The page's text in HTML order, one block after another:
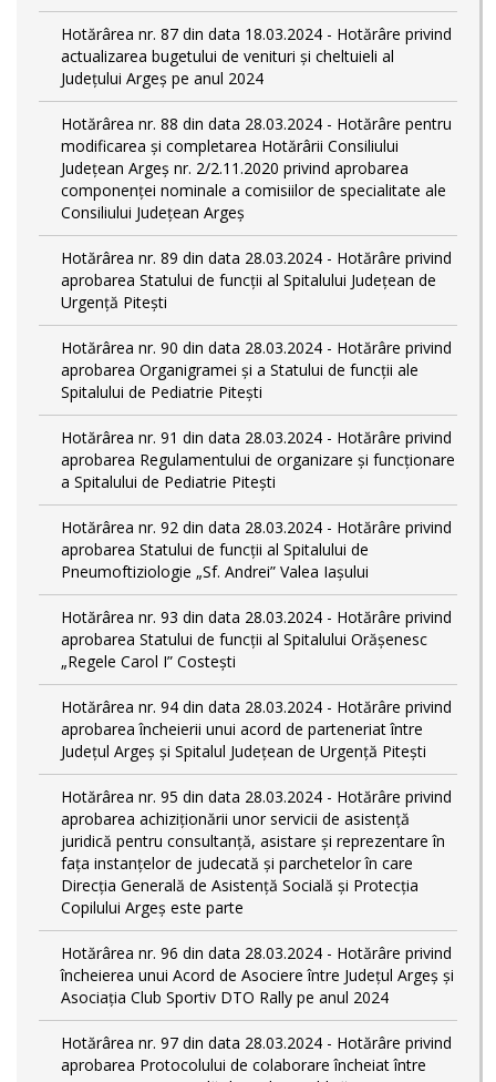
Hotărârea nr. 87 din data 18.03.2024 - Hotărâre privind
actualizarea bugetului de venituri și cheltuieli al
Județului Argeș pe anul 2024
Hotărârea nr. 88 din data 28.03.2024 - Hotărâre pentru
modificarea și completarea Hotărârii Consiliului
Județean Argeș nr. 2/2.11.2020 privind aprobarea
componenței nominale a comisiilor de specialitate ale
Consiliului Județean Argeș
Hotărârea nr. 89 din data 28.03.2024 - Hotărâre privind
aprobarea Statului de funcții al Spitalului Județean de
Urgență Pitești
Hotărârea nr. 90 din data 28.03.2024 - Hotărâre privind
aprobarea Organigramei și a Statului de funcţii ale
Spitalului de Pediatrie Pitești
Hotărârea nr. 91 din data 28.03.2024 - Hotărâre privind
aprobarea Regulamentului de organizare și funcționare
a Spitalului de Pediatrie Pitești
Hotărârea nr. 92 din data 28.03.2024 - Hotărâre privind
aprobarea Statului de funcţii al Spitalului de
Pneumoftiziologie „Sf. Andrei” Valea Iașului
Hotărârea nr. 93 din data 28.03.2024 - Hotărâre privind
aprobarea Statului de funcţii al Spitalului Orășenesc
„Regele Carol I” Costești
Hotărârea nr. 94 din data 28.03.2024 - Hotărâre privind
aprobarea încheierii unui acord de parteneriat între
Județul Argeș și Spitalul Județean de Urgență Pitești
Hotărârea nr. 95 din data 28.03.2024 - Hotărâre privind
aprobarea achiziționării unor servicii de asistență
juridică pentru consultanță, asistare și reprezentare în
fața instanțelor de judecată și parchetelor în care
Direcția Generală de Asistență Socială și Protecția
Copilului Argeș este parte
Hotărârea nr. 96 din data 28.03.2024 - Hotărâre privind
încheierea unui Acord de Asociere între Județul Argeș și
Asociația Club Sportiv DTO Rally pe anul 2024
Hotărârea nr. 97 din data 28.03.2024 - Hotărâre privind
aprobarea Protocolului de colaborare încheiat între